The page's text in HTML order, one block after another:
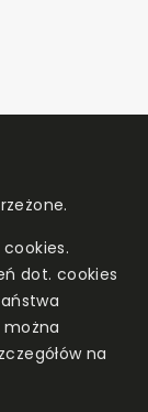
dot. cookies
na